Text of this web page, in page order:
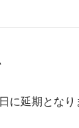
に延期とな